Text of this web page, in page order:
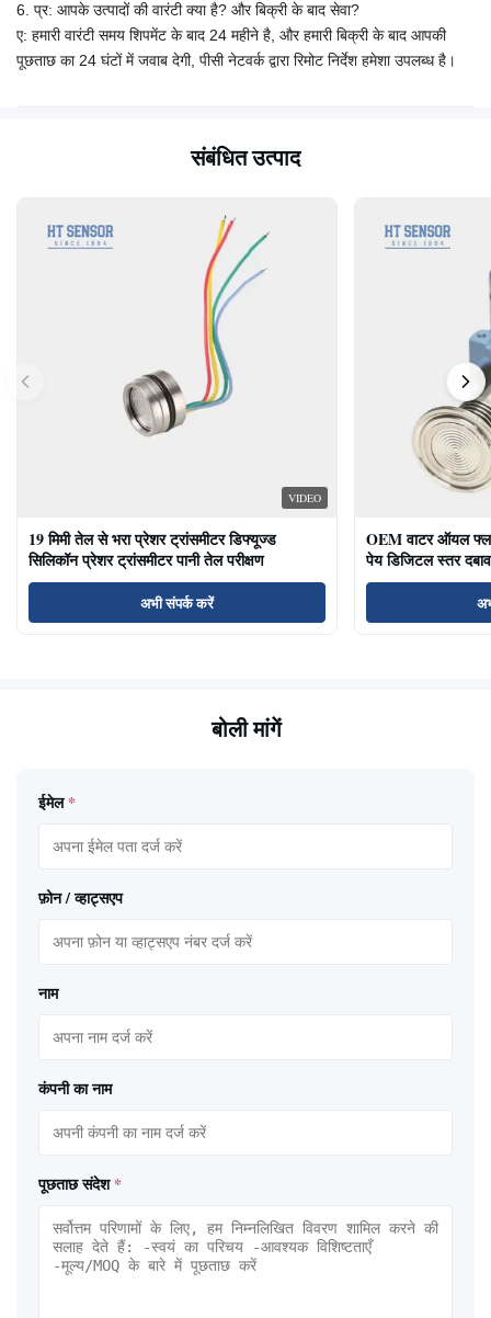
6. प्र: आपके उत्पादों की वारंटी क्या है? और बिक्री के बाद सेवा?
ए: हमारी वारंटी समय शिपमेंट के बाद 24 महीने है, और हमारी बिक्री के बाद आपकी
पूछताछ का 24 घंटों में जवाब देगी, पीसी नेटवर्क द्वारा रिमोट निर्देश हमेशा उपलब्ध है।
संबंधित उत्पाद
VIDEO
19 मिमी तेल से भरा प्रेशर ट्रांसमीटर डिफ्यूज्ड
सिलिकॉन प्रेशर ट्रांसमीटर पानी तेल परीक्षण
अभी संपर्क करें
OEM वाटर ऑयल
पेय डिजिटल स्तर
बोली मांगें
ईमेल *
फ़ोन / व्हाट्सएप
नाम
कंपनी का नाम
पूछताछ संदेश *